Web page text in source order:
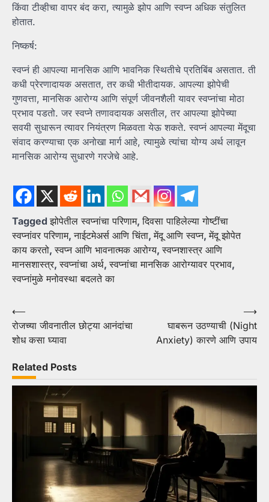
किंवा टीव्हीचा वापर बंद करा, त्यामुळे झोप आणि स्वप्न अधिक संतुलित
होतात.
निष्कर्ष:
स्वप्नं ही आपल्या मानसिक आणि भावनिक स्थितीचे प्रतिबिंब असतात. ती
कधी प्रेरणादायक असतात, तर कधी भीतीदायक. आपल्या झोपेची
गुणवत्ता, मानसिक आरोग्य आणि संपूर्ण जीवनशैली यावर स्वप्नांचा मोठा
प्रभाव पडतो. जर स्वप्ने तणावदायक असतील, तर आपल्या झोपेच्या
सवयी सुधारून त्यावर नियंत्रण मिळवता येऊ शकते. स्वप्नं आपल्या मेंदूचा
संवाद करण्याचा एक अनोखा मार्ग आहे, त्यामुळे त्यांचा योग्य अर्थ लावून
मानसिक आरोग्य सुधारणे गरजेचे आहे.
Taggedझोपेतील स्वप्नांचा परिणाम,दिवसा पाहिलेल्या गोष्टींचा
स्वप्नांवर परिणाम,नाईटमेअर्स आणि चिंता,मेंदू आणि स्वप्न,मेंदू झोपेत
काय करतो,स्वप्न आणि भावनात्मक आरोग्य,स्वप्नशास्त्र आणि
मानसशास्त्र,स्वप्नांचा अर्थ,स्वप्नांचा मानसिक आरोग्यावर प्रभाव,
स्वप्नांमुळे मनोवस्था बदलते का
Post
navigation
⟵
रोजच्या जीवनातील छोट्या आनंदांचा
शोध कसा घ्यावा
घाबरून उठण्याची (Night
Anxiety) कारणे आणि उपाय
⟶
Related Posts